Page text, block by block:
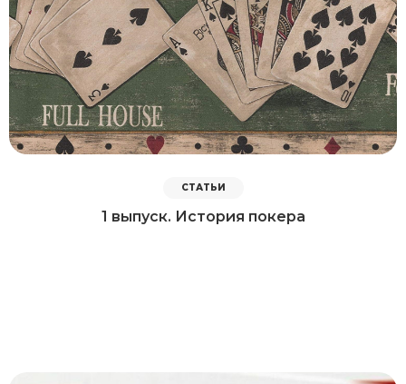
СТАТЬИ
1 выпуск. История покера